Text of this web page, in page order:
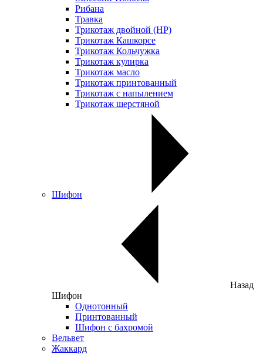
Рибана
Травка
Трикотаж двойной (НР)
Трикотаж Кашкорсе
Трикотаж Кольчужка
Трикотаж кулирка
Трикотаж масло
Трикотаж принтованный
Трикотаж с напылением
Трикотаж шерстяной
Шифон
Назад
Шифон
Однотонный
Принтованный
Шифон с бахромой
Вельвет
Жаккард